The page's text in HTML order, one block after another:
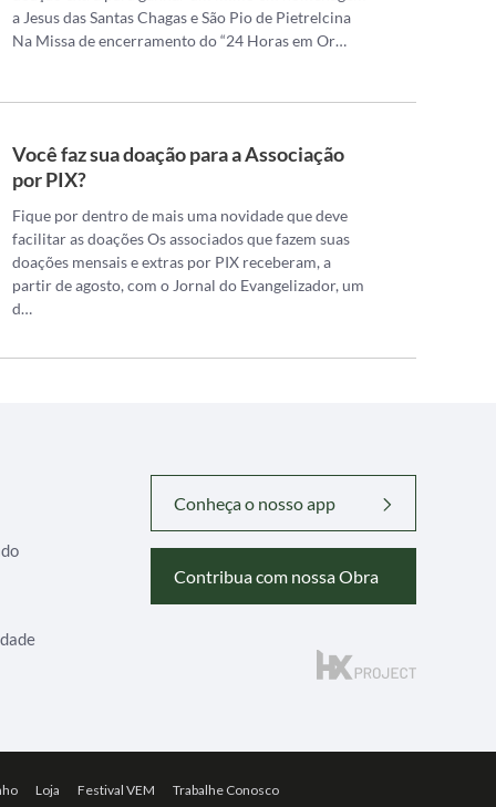
a Jesus das Santas Chagas e São Pio de Pietrelcina
Na Missa de encerramento do “24 Horas em Or…
Você faz sua doação para a Associação
por PIX?
Fique por dentro de mais uma novidade que deve
facilitar as doações Os associados que fazem suas
doações mensais e extras por PIX receberam, a
partir de agosto, com o Jornal do Evangelizador, um
d…
Conheça o nosso app
Contribua com nossa Obra